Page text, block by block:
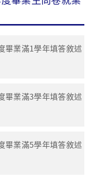
畢業滿1學年填答敘述
畢業滿3學年填答敘述
畢業滿5學年填答敘述